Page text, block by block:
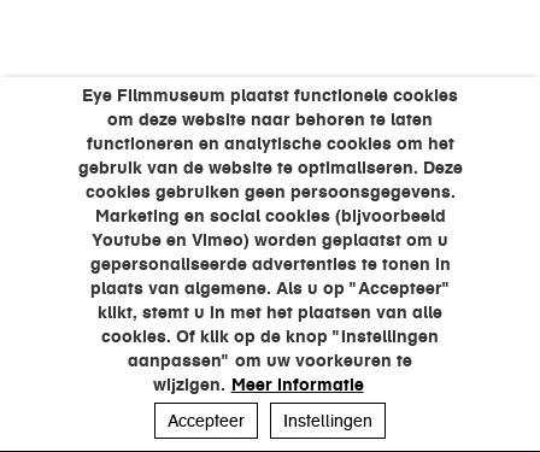
Eye Filmmuseum plaatst functionele cookies
om deze website naar behoren te laten
functioneren en analytische cookies om het
gebruik van de website te optimaliseren. Deze
cookies gebruiken geen persoonsgegevens.
Marketing en social cookies (bijvoorbeeld
Youtube en Vimeo) worden geplaatst om u
gepersonaliseerde advertenties te tonen in
plaats van algemene. Als u op "Accepteer"
klikt, stemt u in met het plaatsen van alle
cookies. Of klik op de knop "Instellingen
aanpassen" om uw voorkeuren te
wijzigen. Meer informatie
Accepteer
Instellingen